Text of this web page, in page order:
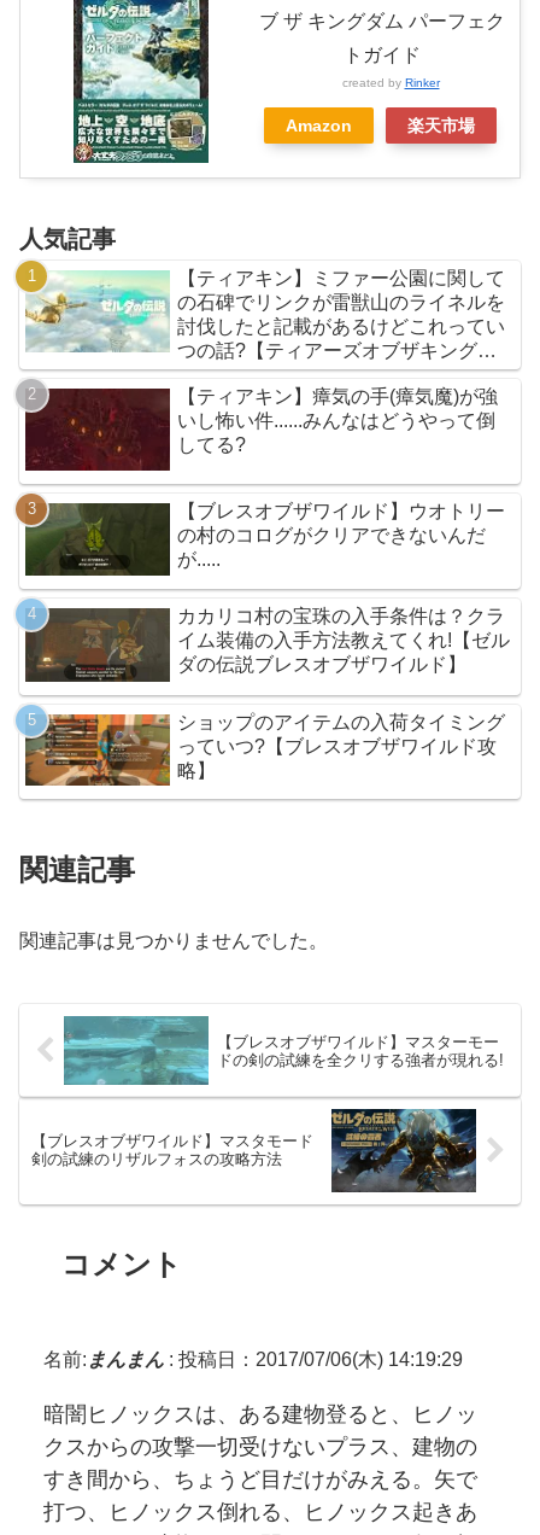
ブ ザ キングダム パーフェク
トガイド
created by Rinker
Amazon 楽天市場
人気記事
【ティアキン】ミファー公園に関して
の石碑でリンクが雷獣山のライネルを
討伐したと記載があるけどこれってい
つの話?【ティアーズオブザキングダ
ム】
【ティアキン】瘴気の手(瘴気魔)が強
いし怖い件......みんなはどうやって倒
してる?
【ブレスオブザワイルド】ウオトリー
の村のコログがクリアできないんだ
が.....
カカリコ村の宝珠の入手条件は？クラ
イム装備の入手方法教えてくれ!【ゼル
ダの伝説ブレスオブザワイルド】
ショップのアイテムの入荷タイミング
っていつ?【ブレスオブザワイルド攻
略】
関連記事
関連記事は見つかりませんでした。
【ブレスオブザワイルド】マスターモー
ドの剣の試練を全クリする強者が現れる!
【ブレスオブザワイルド】マスタモード
剣の試練のリザルフォスの攻略方法
コメント
名前: まんまん : 投稿日：2017/07/06(木) 14:19:29
暗闇ヒノックスは、ある建物登ると、ヒノッ
クスからの攻撃一切受けないプラス、建物の
すき間から、ちょうど目だけがみえる。矢で
打つ、ヒノックス倒れる、ヒノックス起きあ